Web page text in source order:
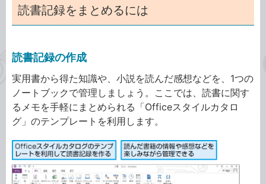
読書記録をまとめるには
読書記録の作成
実用書から得た知識や、小説を読んだ感想などを、1つの
ノートブックで管理しましょう。ここでは、読書に関す
るメモを手軽にまとめられる「Officeスタイルカタロ
グ」のテンプレートを利用します。